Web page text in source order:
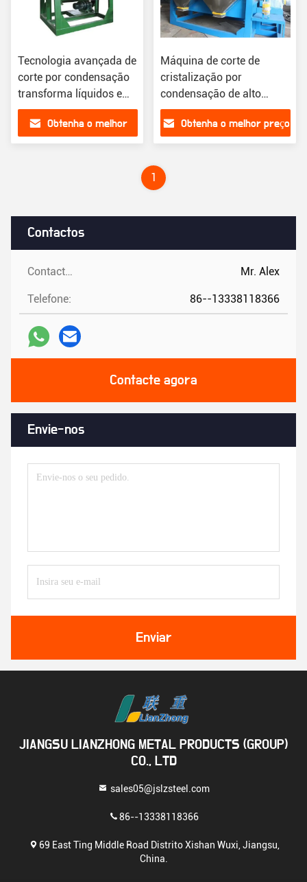
Contactos
Contactos: Mr. Alex
Telefone: 86--13338118366
Contacte agora
Envie-nos
Enviar
Tecnologia avançada de
corte por condensação
transforma líquidos em
sólidos
Obtenha o melhor
Máquina de corte de
cristalização por
condensação de alto
desempenho
Obtenha o melhor preço
1
JIANGSU LIANZHONG METAL PRODUCTS (GROUP)
CO., LTD
sales05@jslzsteel.com
86--13338118366
69 East Ting Middle Road Distrito Xishan Wuxi, Jiangsu,
China.